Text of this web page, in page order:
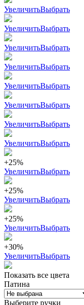
УвеличитьВыбрать
УвеличитьВыбрать
УвеличитьВыбрать
УвеличитьВыбрать
УвеличитьВыбрать
УвеличитьВыбрать
УвеличитьВыбрать
УвеличитьВыбрать
+25%
УвеличитьВыбрать
+25%
УвеличитьВыбрать
+25%
УвеличитьВыбрать
+30%
УвеличитьВыбрать
Показать все цвета
Патина
Выберите ручки